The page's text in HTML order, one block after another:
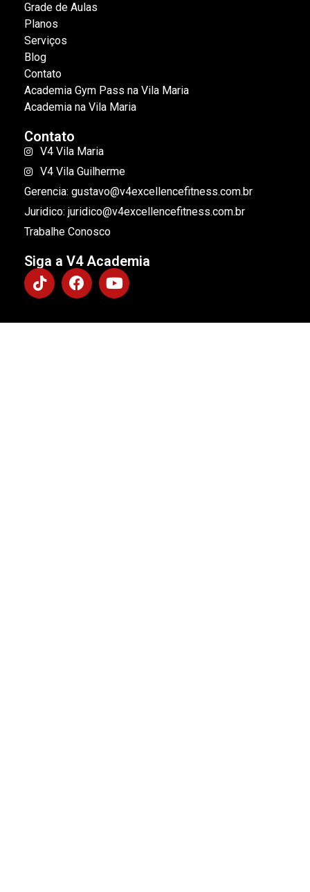
Grade de Aulas
Planos
Serviços
Blog
Contato
Academia Gym Pass na Vila Maria
Academia na Vila Maria
Contato
V4 Vila Maria
V4 Vila Guilherme
Gerencia: gustavo@v4excellencefitness.com.br
Juridico: juridico@v4excellencefitness.com.br
Trabalhe Conosco
Siga a V4 Academia